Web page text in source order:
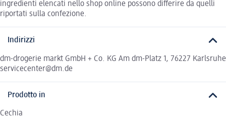
ingredienti elencati nello shop online possono differire da quelli
riportati sulla confezione.
Indirizzi
dm-drogerie markt GmbH + Co. KG Am dm-Platz 1, 76227 Karlsruhe
servicecenter@dm.de
Prodotto in
Cechia